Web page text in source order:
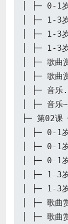
│ ├─ 0-1
│ ├─ 1-3
│ ├─ 1-3
│ ├─ 1-3
│ ├─ 歌
│ ├─ 歌曲
│ ├─ 音
│ ├─ 音乐
├─ 第02课
│ ├─ 0-1
│ ├─ 0-1
│ ├─ 0-1
│ ├─ 1-3
│ ├─ 1-3
│ ├─ 歌
│ ├─ 歌曲